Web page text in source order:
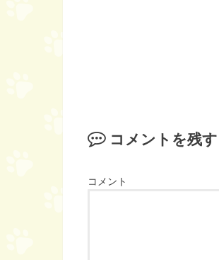
コメントを残す
コメント